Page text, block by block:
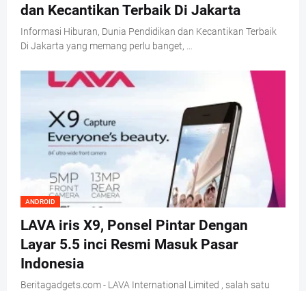
dan Kecantikan Terbaik Di Jakarta
Informasi Hiburan, Dunia Pendidikan dan Kecantikan Terbaik
Di Jakarta yang memang perlu banget, …
ANDROID
LAVA iris X9, Ponsel Pintar Dengan
Layar 5.5 inci Resmi Masuk Pasar
Indonesia
Beritagadgets.com - LAVA International Limited , salah satu